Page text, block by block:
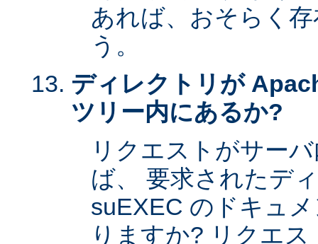
あれば、おそらく
う。
ディレクトリが
ツリー内にあるか?
リクエストがサー
ば、 要求されたデ
suEXEC のドキュ
りますか? リクエ